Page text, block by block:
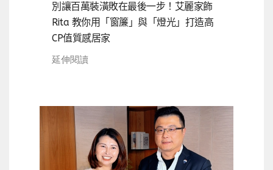
別讓百萬裝潢敗在最後一步！艾麗家飾
Rita 教你用「窗簾」與「燈光」打造高
CP值質感居家
延伸閱讀